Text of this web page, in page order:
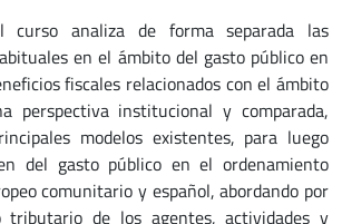
analiza de forma separada las
en el ámbito del gasto público en
fiscales relacionados con el ámbito
perspectiva institucional y comparada,
modelos existentes, para luego
del gasto público en el ordenamiento
comunitario y español, abordando por
de los agentes, actividades y